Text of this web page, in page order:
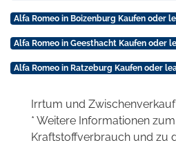
Alfa Romeo in Boizenburg Kaufen oder
Alfa Romeo in Geesthacht Kaufen oder
Alfa Romeo in Ratzeburg Kaufen oder
Irrtum und
* Weitere Informationen
Kraftstoffverbrauch und zu